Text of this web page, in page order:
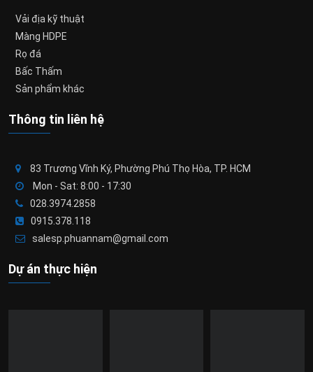
Vải địa kỹ thuật
Màng HDPE
Rọ đá
Bấc Thấm
Sản phẩm khác
Thông tin liên hệ
83 Trương Vĩnh Ký, Phường Phú Thọ Hòa, TP. HCM
Mon - Sat: 8:00 - 17:30
028.3974.2858
0915.378.118
salesp.phuannam@gmail.com
Dự án thực hiện